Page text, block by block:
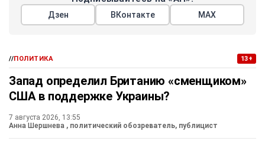
Дзен ВКонтакте МАХ
//ПОЛИТИКА 13+
Запад определил Британию «сменщиком»
США в поддержке Украины?
7 августа 2026, 13:55
Анна Шершнева , политический обозреватель, публицист